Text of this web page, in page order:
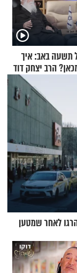
תשעה באב: איך
הרב יצחק דוד
לאחר שמטען